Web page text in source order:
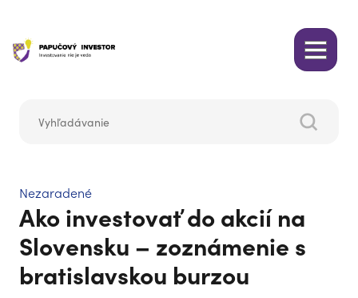
Nezaradené
Ako investovať do akcií na
Slovensku – zoznámenie s
bratislavskou burzou